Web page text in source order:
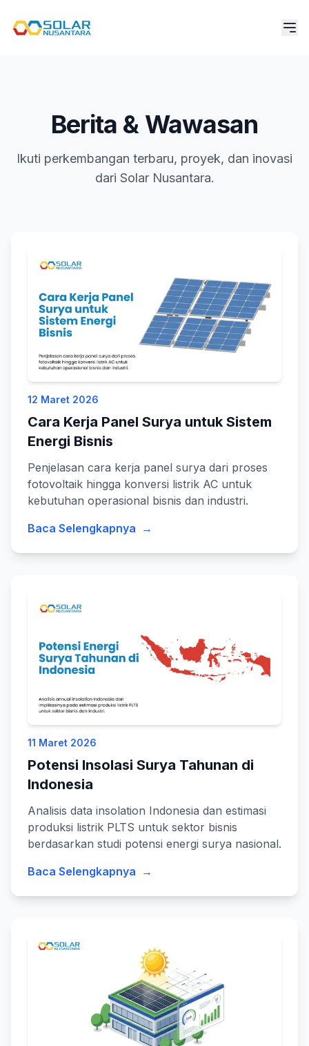
Berita & Wawasan
Ikuti perkembangan terbaru, proyek, dan inovasi
dari Solar Nusantara.
12 Maret 2026
Cara Kerja Panel Surya untuk Sistem
Energi Bisnis
Penjelasan cara kerja panel surya dari proses
fotovoltaik hingga konversi listrik AC untuk
kebutuhan operasional bisnis dan industri.
Baca Selengkapnya →
11 Maret 2026
Potensi Insolasi Surya Tahunan di
Indonesia
Analisis data insolation Indonesia dan estimasi
produksi listrik PLTS untuk sektor bisnis
berdasarkan studi potensi energi surya nasional.
Baca Selengkapnya →